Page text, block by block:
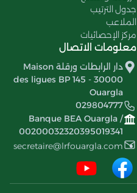
جدول الترتيب
الملاعب
مركز الإحصائيات
معلومات الاتصال
دار الرابطات ورقلة Maison
des ligues BP 145 - 30000
Ouargla
029804777
Banque BEA Ouargla /
00200032320395019341
secretaire@lrfouargla.com